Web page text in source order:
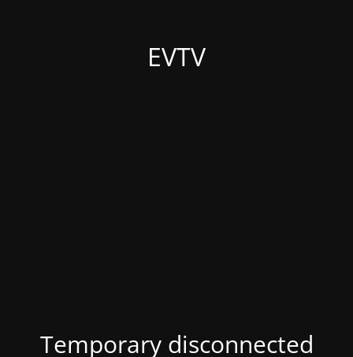
EVTV
Temporary disconnected